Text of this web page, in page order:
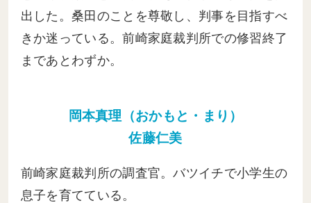
出した。桑田のことを尊敬し、判事を目指すべ
きか迷っている。前崎家庭裁判所での修習終了
まであとわずか。
岡本真理（おかもと・まり）
佐藤仁美
前崎家庭裁判所の調査官。バツイチで小学生の
息子を育てている。